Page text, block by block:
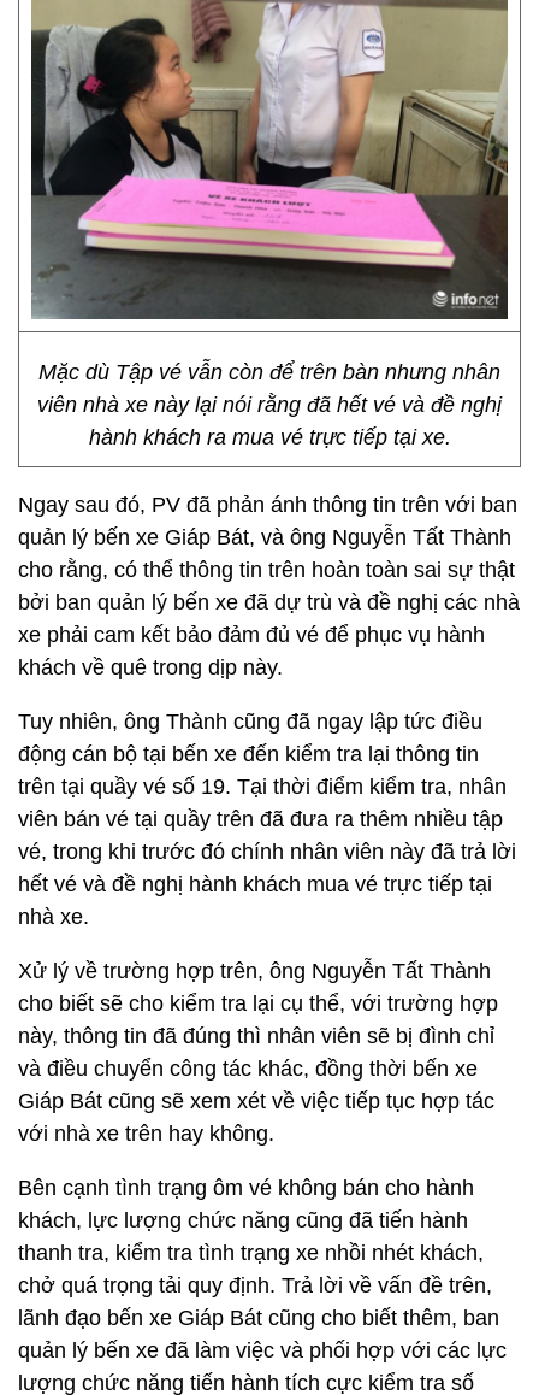
Mặc dù Tập vé vẫn còn để trên bàn nhưng nhân
viên nhà xe này lại nói rằng đã hết vé và đề nghị
hành khách ra mua vé trực tiếp tại xe.
Ngay sau đó, PV đã phản ánh thông tin trên với ban
quản lý bến xe Giáp Bát, và ông Nguyễn Tất Thành
cho rằng, có thể thông tin trên hoàn toàn sai sự thật
bởi ban quản lý bến xe đã dự trù và đề nghị các nhà
xe phải cam kết bảo đảm đủ vé để phục vụ hành
khách về quê trong dịp này.
Tuy nhiên, ông Thành cũng đã ngay lập tức điều
động cán bộ tại bến xe đến kiểm tra lại thông tin
trên tại quầy vé số 19. Tại thời điểm kiểm tra, nhân
viên bán vé tại quầy trên đã đưa ra thêm nhiều tập
vé, trong khi trước đó chính nhân viên này đã trả lời
hết vé và đề nghị hành khách mua vé trực tiếp tại
nhà xe.
Xử lý về trường hợp trên, ông Nguyễn Tất Thành
cho biết sẽ cho kiểm tra lại cụ thể, với trường hợp
này, thông tin đã đúng thì nhân viên sẽ bị đình chỉ
và điều chuyển công tác khác, đồng thời bến xe
Giáp Bát cũng sẽ xem xét về việc tiếp tục hợp tác
với nhà xe trên hay không.
Bên cạnh tình trạng ôm vé không bán cho hành
khách, lực lượng chức năng cũng đã tiến hành
thanh tra, kiểm tra tình trạng xe nhồi nhét khách,
chở quá trọng tải quy định. Trả lời về vấn đề trên,
lãnh đạo bến xe Giáp Bát cũng cho biết thêm, ban
quản lý bến xe đã làm việc và phối hợp với các lực
lượng chức năng tiến hành tích cực kiểm tra số